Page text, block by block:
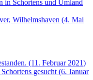
in Schortens und Umland
Wilhelmshaven (4. Mai
(11. Februar 2021)
gesucht (6. Januar